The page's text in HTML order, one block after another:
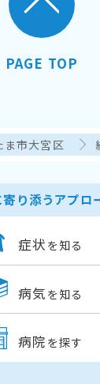
PAGE TOP
ま市大宮区
り添うアプロ
症状 を知る
病気 を知る
病院 を探す